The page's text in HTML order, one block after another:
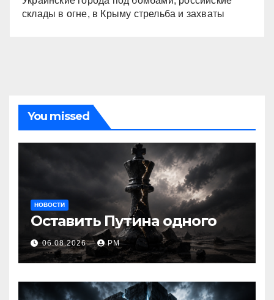
склады в огне, в Крыму стрельба и захваты
You missed
НОВОСТИ
Оставить Путина одного
06.08.2026 РМ